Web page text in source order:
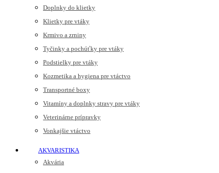
Doplnky do klietky
Klietky pre vtáky
Krmivo a zrniny
Tyčinky a pochúťky pre vtáky
Podstielky pre vtáky
Kozmetika a hygiena pre vtáctvo
Transportné boxy
Vitamíny a doplnky stravy pre vtáky
Veterinárne prípravky
Vonkajšie vtáctvo
AKVARISTIKA
Akvária